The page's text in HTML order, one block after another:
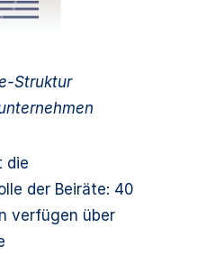
Struktur
die
der Beiräte: 40
verfügen über